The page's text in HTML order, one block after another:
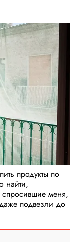
продукты по
найти,
меня,
подвезли до